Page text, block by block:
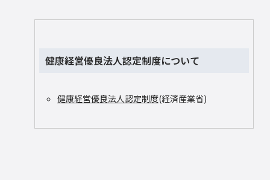
健康経営優良法人認定制度について
健康経営優良法人認定制度(経済産業省)